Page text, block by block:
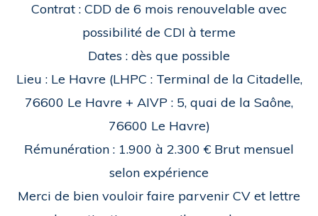
Contrat : CDD de 6 mois renouvelable avec
possibilité de CDI à terme
Dates : dès que possible
Lieu : Le Havre (LHPC : Terminal de la Citadelle,
76600 Le Havre + AIVP : 5, quai de la Saône,
76600 Le Havre)
Rémunération : 1.900 à 2.300 € Brut mensuel
selon expérience
Merci de bien vouloir faire parvenir CV et lettre